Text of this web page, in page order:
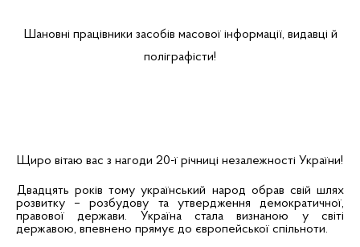
Шановні працівники засобів масової інформації, видавці й
поліграфісти!
Щиро вітаю вас з нагоди 20-ї річниці незалежності України!
Двадцять років тому український народ обрав свій шлях
розвитку – розбудову та утвердження демократичної,
правової держави. Україна стала визнаною у світі
державою, впевнено прямує до європейської спільноти.